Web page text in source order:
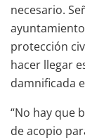
necesario.
protección
hacer llegar
damnificada
“No hay que
de acopio